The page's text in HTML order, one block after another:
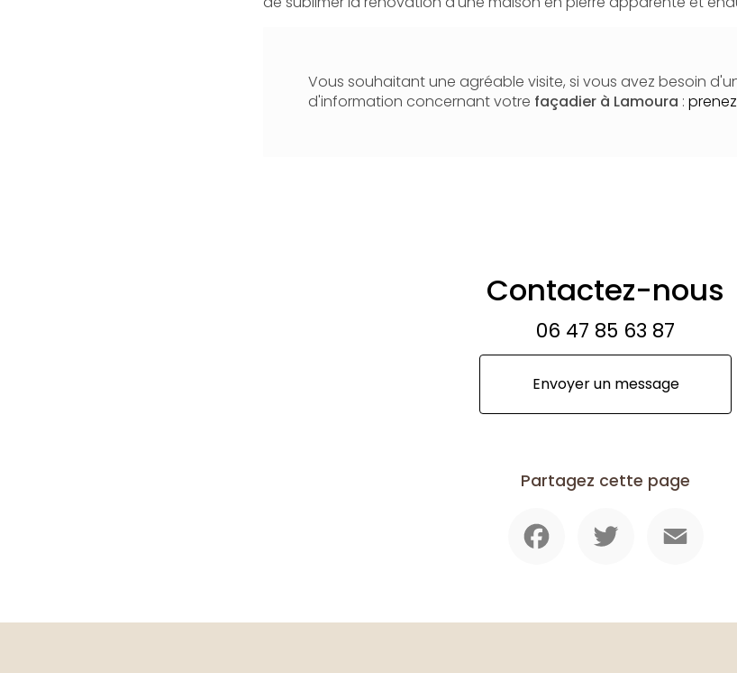
Vous souhaitant une agréable visite, si vous avez besoin
d'information concernant votre façadier à Lamoura :
Contactez-nous
06 47 85 63 87
Envoyer un message
Partagez cette page